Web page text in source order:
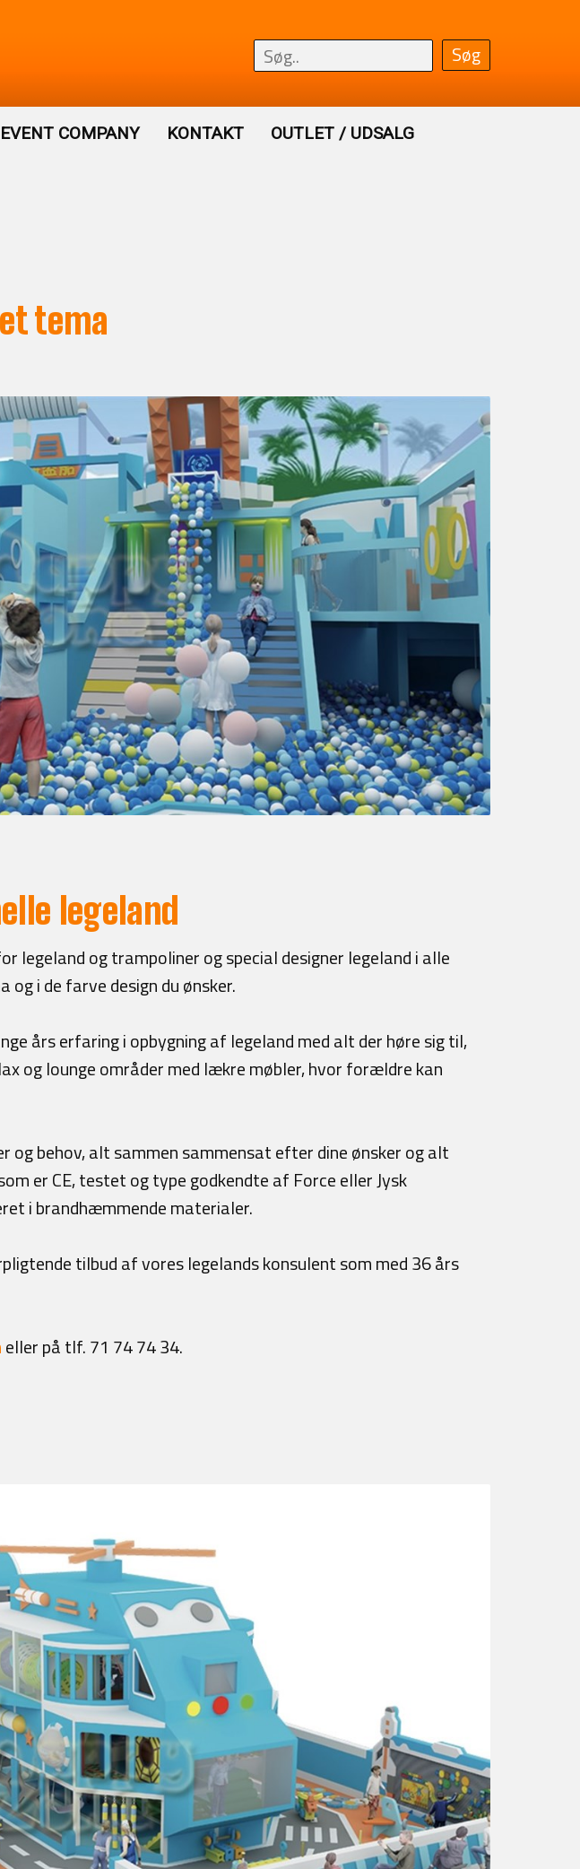
COMPANY KONTAKT OUTLET / UDSALG
tema
legeland
legeland og trampoliner og special designer legeland i alle
i de farve design du ønsker.
års erfaring i opbygning af legeland med alt der høre sig til,
og lounge områder med lækre møbler, hvor forældre kan
og behov, alt sammen sammensat efter dine ønsker og alt
er CE, testet og type godkendte af Force eller Jysk
i brandhæmmende materialer.
tilbud af vores legelands konsulent som med 36 års
eller på tlf. 71 74 74 34.